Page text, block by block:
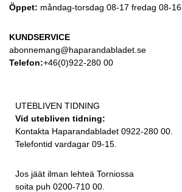
Öppet: måndag-torsdag 08-17 fredag 08-16
KUNDSERVICE
abonnemang@haparandabladet.se
Telefon:+46(0)922-280 00
UTEBLIVEN TIDNING
Vid utebliven tidning:
Kontakta Haparandabladet 0922-280 00.
Telefontid vardagar 09-15.
Jos jäät ilman lehteä Torniossa
soita puh 0200-710 00.